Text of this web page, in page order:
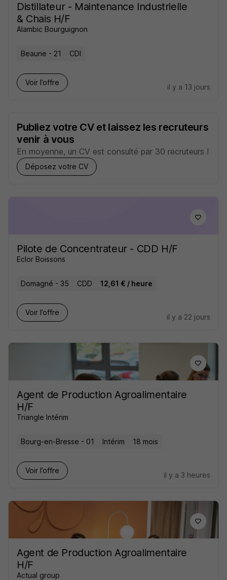
Distillateur - Maintenance Industrielle
& Chais H/F
Alambic Bourguignon
Beaune - 21 CDI
Voir l’offre
il y a 13 jours
Publiez votre CV et laissez les recruteurs
venir à vous
En moyenne, un CV est consulté par 30 recruteurs !
Déposez votre CV
Pilote de Concentrateur - CDD H/F
Eclor Boissons
Domagné - 35 CDD 12,61 € / heure
Voir l’offre
il y a 22 jours
Agent de Production Agroalimentaire
H/F
Triangle Intérim
Bourg-en-Bresse - 01 Intérim 18 mois
Voir l’offre
il y a 3 heures
Agent de Production Agroalimentaire
H/F
Actual group